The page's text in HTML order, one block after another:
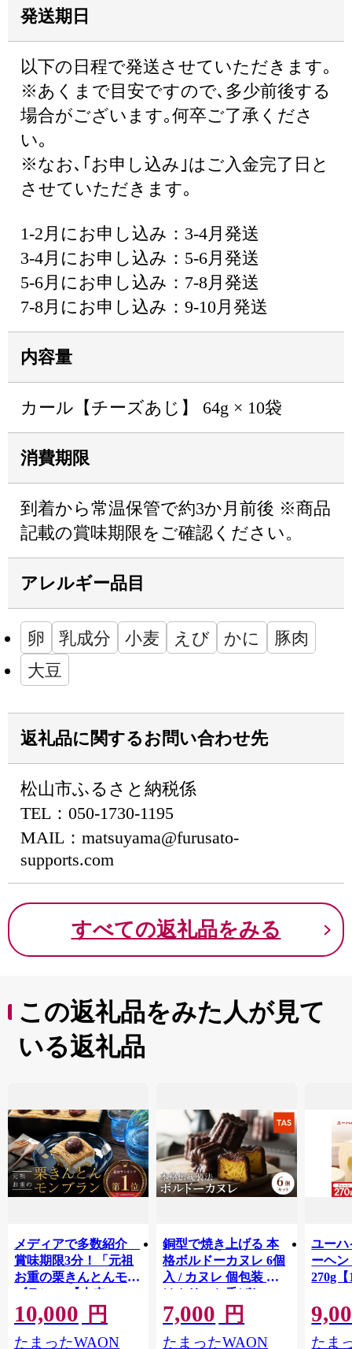
発送期日
以下の日程で発送させていただきます｡
※あくまで目安ですので､多少前後する
場合がございます｡何卒ご了承くださ
い｡
※なお､｢お申し込み｣はご入金完了日と
させていただきます｡
1-2月にお申し込み：3-4月発送
3-4月にお申し込み：5-6月発送
5-6月にお申し込み：7-8月発送
7-8月にお申し込み：9-10月発送
内容量
カール【チーズあじ】 64g × 10袋
消費期限
到着から常温保管で約3か月前後 ※商品
記載の賞味期限をご確認ください。
アレルギー品目
卵 乳成分 小麦 えび かに
豚肉
大豆
返礼品に関するお問い合わせ先
松山市ふるさと納税係
TEL：050-1730-1195
MAIL：matsuyama@furusato-
supports.com
すべての返礼品をみる
この返礼品をみた人が見て
いる返礼品
メディアで多数紹介
賞味期限3分！「元祖
お重の栗きんとんモン
ブラン」 【未来のご
褒美】スイーツ 栗 モ
ンブラン くりきんと
ん デザート ご褒美 お
10,000 円
たまったWAON
銅型で焼き上げる 本
格ボルドーカヌレ 6個
入 / カヌレ 個包装 外
はカリッと香ばしい
中はもっちり ラム酒
バニラ お取り寄せ ス
イーツ 焼き菓子 詰め
7,000 円
たまったWAON
ユーハ
ーヘ
270g【
たま